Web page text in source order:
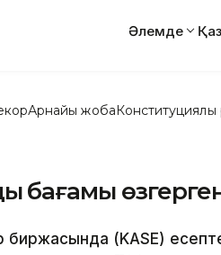
Әлемде
Арнайы жоба
бағамы
биржасында (KASE)